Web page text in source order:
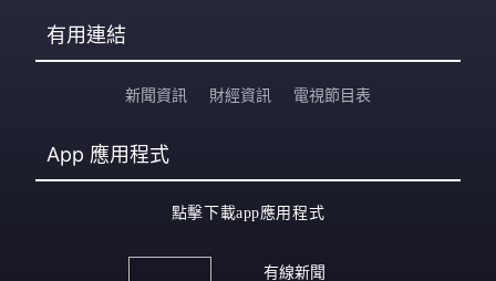
有用連結
新聞資訊 財經資訊 電視節目表
App 應用程式
點擊下載app應用程式
有線新聞